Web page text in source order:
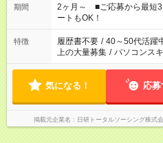
したくない」 など、あなた
ます！ ※Wワーク希望の方へ 今ご覧のお仕事で希望する勤務時
間と、もう1つのお仕事の
場合は応募できません
期間
2ヶ月～ ■ご応募から最短
ートもOK！
特徴 履歴書不要 / 40～50代活躍
上の大量募集 / パソコンス
気になる！ 応募
掲載元企業名 日研トータルソーシング株